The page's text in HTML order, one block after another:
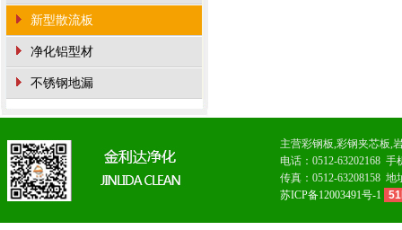
新型散流板
净化铝型材
不锈钢地漏
主营彩钢板,彩钢夹芯板,
电话：0512-63202168
传真：0512-63208158
苏ICP备12003491号-1